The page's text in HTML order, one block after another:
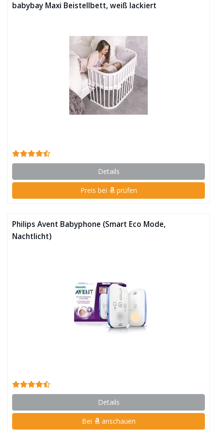
babybay Maxi Beistellbett, weiß lackiert
Details
Preis bei prüfen
Philips Avent Babyphone (Smart Eco Mode,
Nachtlicht)
Details
Bei anschauen